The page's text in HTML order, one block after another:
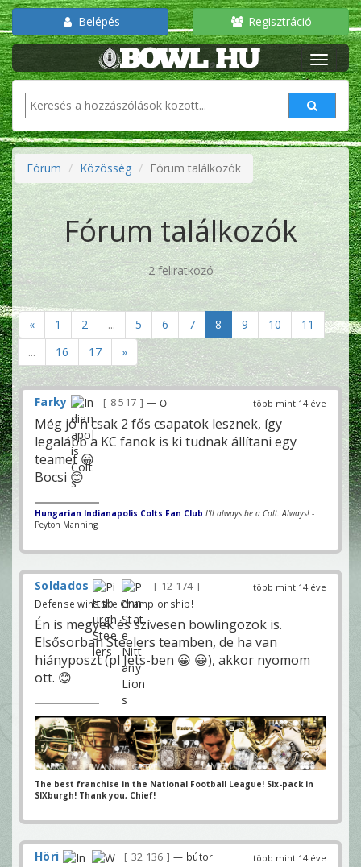
Belépés Regisztráció
Fórum Közösség Fórum találkozók
Fórum találkozók
2 feliratkozó
« 1 2 ... 5 6 7 8 9 10
11
...
16 17 »
több mint 14 éve
Farky 8 517 — ℧
Még jó h csak 2 fős csapatok lesznek, így
legalább a KC fanok is ki tudnak állítani egy
teamet 😀
Bocsi 😊
Hungarian Indianapolis Colts Fan Club I'll always be a Colt. Always! -
Peyton Manning
több mint 14 éve
Soldados 12 174
—
Defense wins the Championship!
Én is megyek és szívesen bowlingozok is.
Elsősorban Steelers teamben, de ha van
hiányposzt (pl Jets-ben 😀 😀), akkor nyomom
ott. 😊
The best franchise in the National Football League! Six-pack in
SIXburgh! Thank you, Chief!
több mint 14 éve
Höri 32 136 — bútor